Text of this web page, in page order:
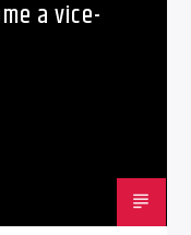
a vice-